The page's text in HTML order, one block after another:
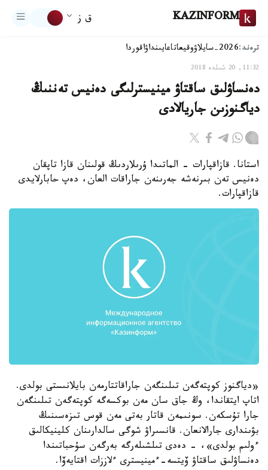
KAZINFORM ق ز
ترەند:2026-سايلاۋ وقيعاتاعايىنداۋاقوردا
11:32, 20 شىلدە 2018
دەنساۋلىق ساقتاۋ مينيسترلىگى دەنيس تەننىڭ
دياگنوزىن جاريالادى
استانا. قازاقپارات - الماتىدا ۇرىلاردىڭ قولىنان قازا تاپقان
دەنيس تەن بىرنەشە جەرىنەن جاراقات العان، دەپ حابارلايدى
قازاقپارات.
«دياگنوز كوپتەگەن تىلىنگەن جاراقاتتارمەن بايلانىستى بولدى.
اتاپ ايتقاندا، وڭ جاق سان مەن بوكسەگە كوپتەگەن تىلىنگەن
جارا تۇسكەن. سونىمەن قاتار بەتى مەن قوس تىزەسىنىڭ
بۋىندارى جارالانعان. قانسىراۋ شوگى سالدارىنان كلينيكالىق
ءولىم بولدى»، - دەدى تىلشىلەرگە بەرگەن سۇحباتىندا
دەنساۋلىق ساقتاۋ ۆيتسە-ءمينيسترى ءلاززات اقتايەۆا.